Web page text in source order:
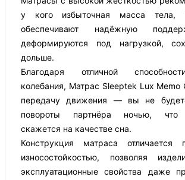
у кого избыточная масса тела,
обеспечивают надёжную
деформируются под нагрузкой,
дольше.
Благодаря отличной
колебания, Матрас Sleeptek Lux Memo
передачу движения — вы не
повороты партнёра ночью, что
скажется на качестве сна.
Конструкция матраса отличается
износостойкостью, позволяя
эксплуатационные свойства даже